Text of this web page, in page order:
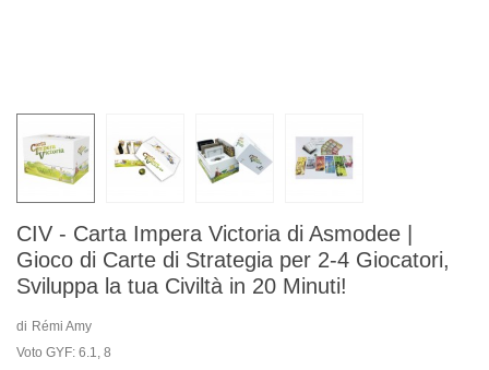
CIV - Carta Impera Victoria di Asmodee |
Gioco di Carte di Strategia per 2-4 Giocatori,
Sviluppa la tua Civiltà in 20 Minuti!
di Rémi Amy
Voto GYF: 6.1, 8